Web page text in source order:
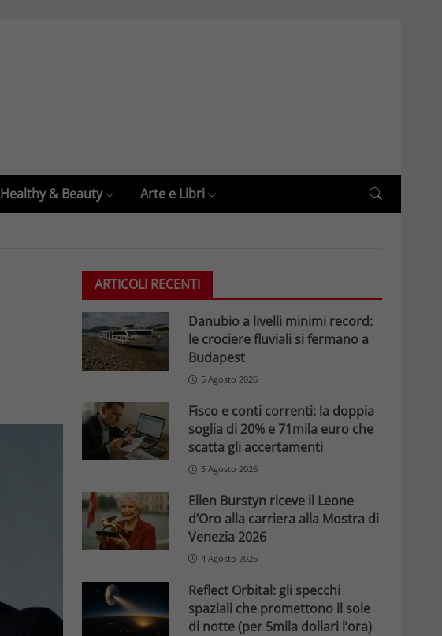
Healthy & Beauty Arte e Libri
ARTICOLI RECENTI
Danubio a livelli minimi record:
le crociere fluviali si fermano a
Budapest
5 Agosto 2026
Fisco e conti correnti: la doppia
soglia di 20% e 71mila euro che
scatta gli accertamenti
5 Agosto 2026
Ellen Burstyn riceve il Leone
d’Oro alla carriera alla Mostra di
Venezia 2026
4 Agosto 2026
Reflect Orbital: gli specchi
spaziali che promettono il sole
di notte (per 5mila dollari l’ora)